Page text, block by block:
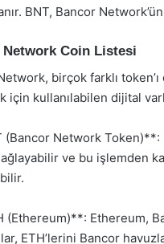
BNT, Bancor
Network Coin Listesi
birçok farklı
için kullanılabilen dijital
(Bancor Network Token)**:
ve bu işlemden
(Ethereum)**: Ethereum,
ETH’lerini Bancor